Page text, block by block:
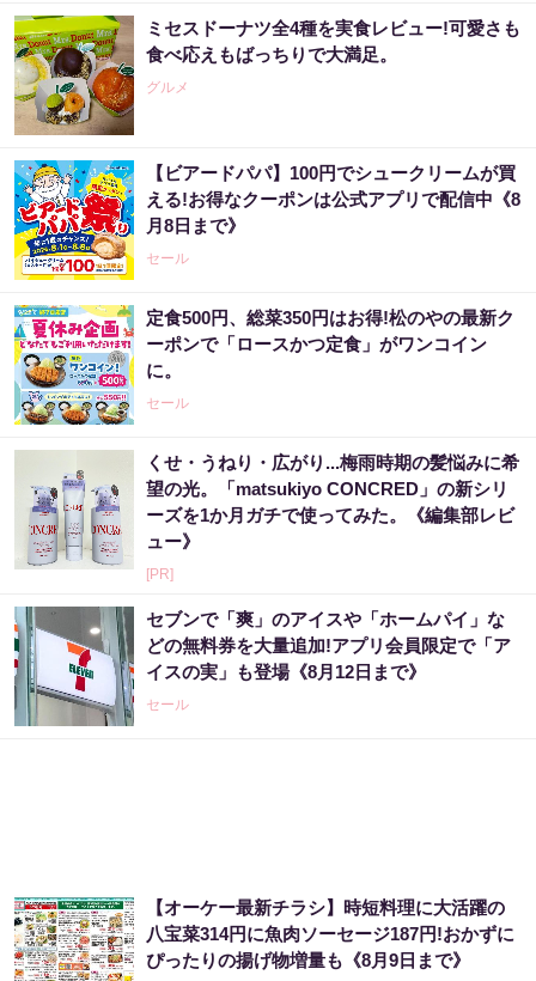
ミセスドーナツ全4種を実食レビュー!可愛さも
食べ応えもばっちりで大満足。
グルメ
【ビアードパパ】100円でシュークリームが買
える!お得なクーポンは公式アプリで配信中《8
月8日まで》
セール
定食500円、総菜350円はお得!松のやの最新ク
ーポンで「ロースかつ定食」がワンコイン
に。
セール
くせ・うねり・広がり...梅雨時期の髪悩みに希
望の光。「matsukiyo CONCRED」の新シリ
ーズを1か月ガチで使ってみた。《編集部レビ
ュー》
[PR]
セブンで「爽」のアイスや「ホームパイ」な
どの無料券を大量追加!アプリ会員限定で「ア
イスの実」も登場《8月12日まで》
セール
【オーケー最新チラシ】時短料理に大活躍の
八宝菜314円に魚肉ソーセージ187円!おかずに
ぴったりの揚げ物増量も《8月9日まで》